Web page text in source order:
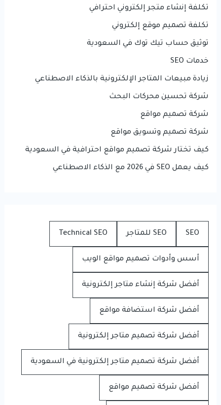
تكلفة إنشاء متجر إلكتروني احترافي
تكلفة تصميم موقع إلكتروني
توثيق حساب تيك توك في السعودية
خدمات SEO
زيادة مبيعات المتاجر الإلكترونية بالذكاء الاصطناعي
شركة تحسين محركات البحث
شركة تصميم مواقع
شركة تصميم وتسويق مواقع
كيف تختار شركة تصميم مواقع احترافية في السعودية
كيف يعمل SEO في 2026 مع الذكاء الاصطناعي
SEO SEO للمتاجر Technical SEO
أسس وأدوات تصميم مواقع الويب
أفضل شركة إنشاء متاجر إلكترونية
أفضل شركة استضافة مواقع
أفضل شركة تصميم متاجر إلكترونية
أفضل شركة تصميم متاجر إلكترونية في السعودية
أفضل شركة تصميم مواقع